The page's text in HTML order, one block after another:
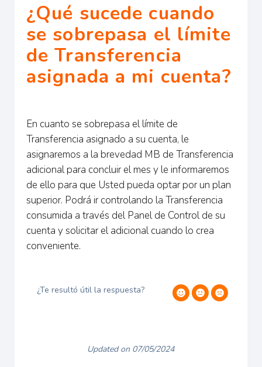
¿Qué sucede cuando
se sobrepasa el límite
de Transferencia
asignada a mi cuenta?
En cuanto se sobrepasa el límite de
Transferencia asignado a su cuenta, le
asignaremos a la brevedad MB de Transferencia
adicional para concluir el mes y le informaremos
de ello para que Usted pueda optar por un plan
superior. Podrá ir controlando la Transferencia
consumida a través del Panel de Control de su
cuenta y solicitar el adicional cuando lo crea
conveniente.
¿Te resultó útil la respuesta?
Updated on 07/05/2024